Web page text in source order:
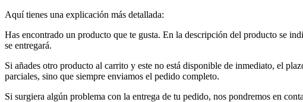
Aquí tienes una explicación más detallada:
Has encontrado un producto que te gusta. En la descripción del producto se
se entregará.
Si añades otro producto al carrito y este no está disponible de inmediato, el
parciales, sino que siempre enviamos el pedido completo.
Si surgiera algún problema con la entrega de tu pedido, nos pondremos en